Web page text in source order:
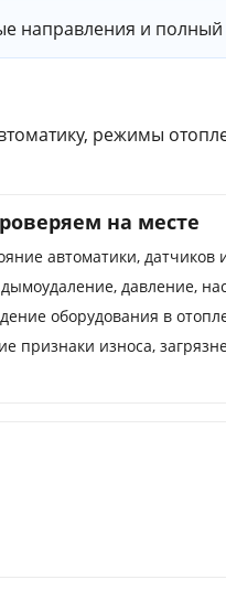
направления и
режимы
на месте
автоматики, датчиков
дымоудаление, давление,
оборудования в
признаки износа,